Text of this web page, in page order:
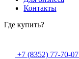
Контакты
Где купить?
+7 (8352) 77-70-07